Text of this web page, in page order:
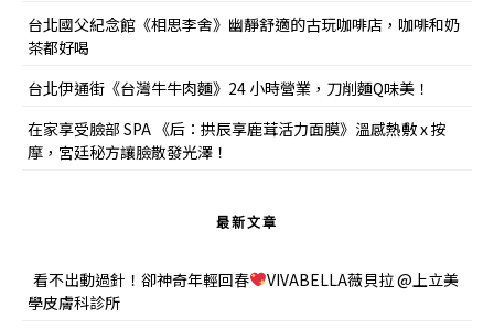
台北國父紀念館《相思李舍》幽靜舒適的古玩咖啡店，咖啡和奶
茶都好喝
台北伊通街《台灣牛牛肉麵》24 小時營業，刀削麵Q味美！
在家享受臉部 SPA 《后：拱辰享鹿茸活力面膜》溫感熱敷 x 按
摩，宮廷秘方讓臉散發光澤！
最新文章
看不出動過針！卻神奇年輕回春
VIVABELLA薇貝拉 @上立美
學皮膚科診所